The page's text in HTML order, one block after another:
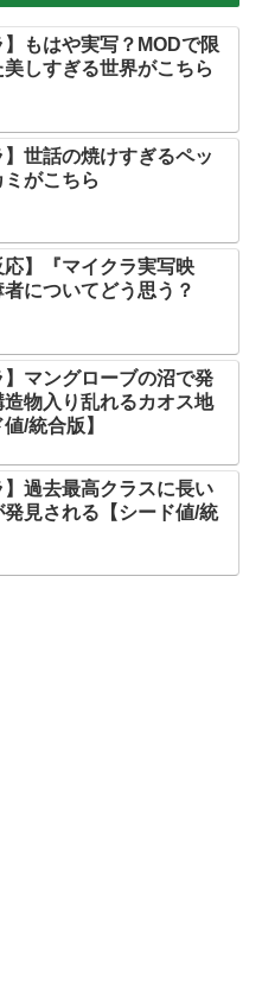
】もはや実写？MODで限
しすぎる世界がこちら
】世話の焼けすぎるペッ
ミがこちら
応】『マイクラ実写映
についてどう思う？
】マングローブの沼で発
造物入り乱れるカオス地
/統合版】
】過去最高クラスに長い
見される【シード値/統